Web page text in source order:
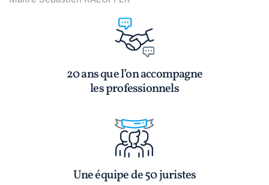
20 ans que l’on accompagne
les professionnels
Une équipe de 50 juristes